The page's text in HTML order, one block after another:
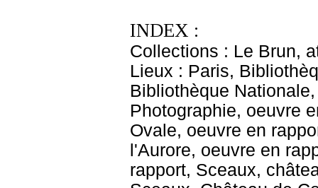
INDEX :
Collections : Le Brun,
Lieux : Paris,
Bibliothèque
Photographie, oeuvre
Ovale, oeuvre en
l'Aurore, oeuvre en
rapport, Sceaux,